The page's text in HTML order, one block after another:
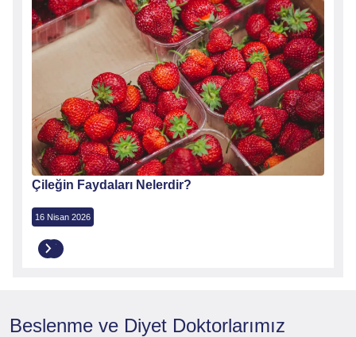
Çileğin Faydaları Nelerdir?
16 Nisan 2026
Beslenme ve Diyet Doktorlarımız